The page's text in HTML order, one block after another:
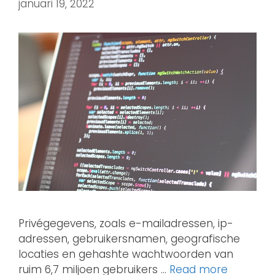
januari 19, 2022
Privégegevens, zoals e-mailadressen, ip-
adressen, gebruikersnamen, geografische
locaties en gehashte wachtwoorden van
ruim 6,7 miljoen gebruikers … Read more